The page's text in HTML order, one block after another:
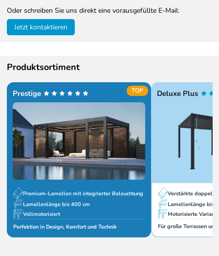
Oder schreiben Sie uns direkt eine vorausgefüllte E-Mail:
Jetzt kontaktieren
Produktsortiment
Prestige TOP
Premium-Lamellen mit integrierter Beleuchtung
Lamellenlänge bis 400 cm
Vollmotorisiert
Perfektion in Design, Komfort und Technik
Deluxe Plus
Verstärkte
Lamellenlänge bis
Motorisierte
Für große Terrassen